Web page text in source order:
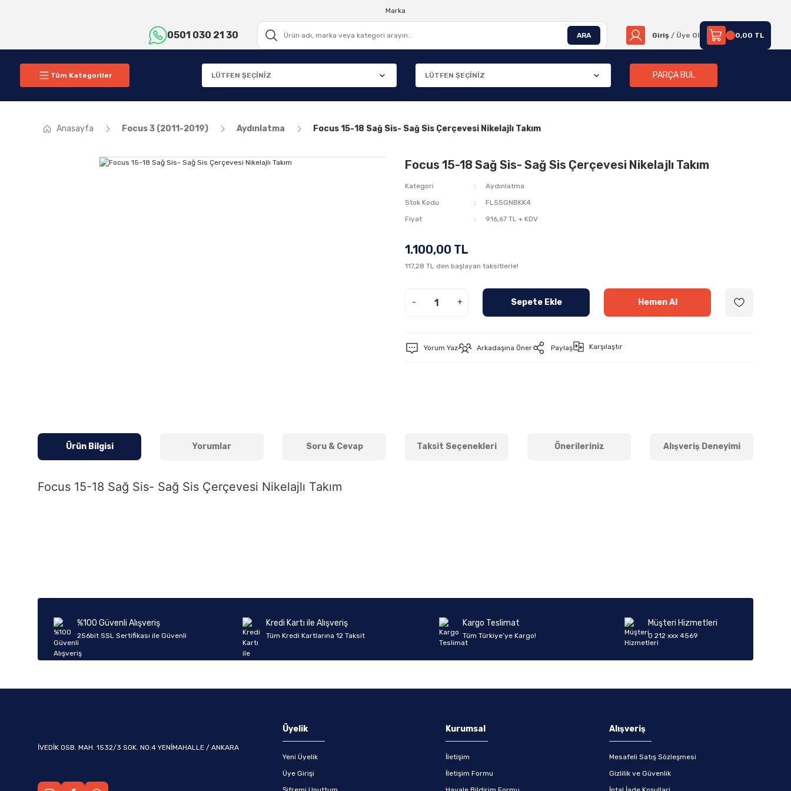
Marka
0501 030 21 30 ARA Giriş / Üye Ol 0,00 TL
Tüm Kategoriler PARÇA BUL
Anasayfa Focus 3 (2011-2019) Aydınlatma Focus 15-18 Sağ Sis- Sağ Sis Çerçevesi Nikelajlı Takım
Focus 15-18 Sağ Sis- Sağ Sis Çerçevesi Nikelajlı Takım
Kategori
Aydınlatma
Stok Kodu
FL5SGNBKK4
Fiyat
916,67 TL + KDV
1.100,00 TL
117,28 TL den başlayan taksitlerle!
- + Sepete Ekle Hemen Al
Yorum Yaz Arkadaşına Öner Paylaş Karşılaştır
Ürün Bilgisi Yorumlar Soru & Cevap Taksit Seçenekleri Önerileriniz Alışveriş Deneyimi
Focus 15-18 Sağ Sis- Sağ Sis Çerçevesi Nikelajlı Takım
Ürün fiyatı diğer sitelerden daha pahalı.
Bu ürüne benzer farklı alternatifler olmalı.
%100 Güvenli Alışveriş
256bit SSL Sertifikası ile Güvenli
Kredi Kartı ile Alışveriş
Tüm Kredi Kartlarına 12 Taksit
Kargo Teslimat
Tüm Türkiye’ye Kargo!
Müşteri Hizmetleri
0 212 xxx 4569
İVEDİK OSB. MAH. 1532/3 SOK. NO:4 YENİMAHALLE / ANKARA
Üyelik
Yeni Üyelik
Üye Girişi
Kurumsal
İletişim
İletişim Formu
Alışveriş
Mesafeli Satış Sözleşmesi
Gizlilik ve Güvenlik